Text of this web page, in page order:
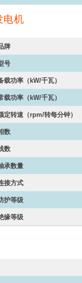
电机
牌
号
载功率（kW/千瓦）
载功率（ kW/千瓦）
定转速（rpm/转每分钟）
数
数
承数量
接方式
护等级
缘等级